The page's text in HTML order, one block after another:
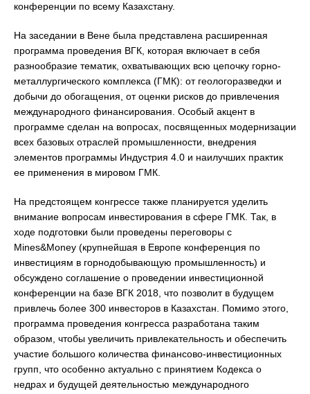
конференции по всему Казахстану.
На заседании в Вене была представлена расширенная
программа проведения ВГК, которая включает в себя
разнообразие тематик, охватывающих всю цепочку горно-
металлургического комплекса (ГМК): от геологоразведки и
добычи до обогащения, от оценки рисков до привлечения
международного финансирования. Особый акцент в
программе сделан на вопросах, посвященных модернизации
всех базовых отраслей промышленности, внедрения
элементов программы Индустрия 4.0 и наилучших практик
ее применения в мировом ГМК.
На предстоящем конгрессе также планируется уделить
внимание вопросам инвестирования в сфере ГМК. Так, в
ходе подготовки были проведены переговоры с
Mines&Money (крупнейшая в Европе конференция по
инвестициям в горнодобывающую промышленность) и
обсуждено соглашение о проведении инвестиционной
конференции на базе ВГК 2018, что позволит в будущем
привлечь более 300 инвесторов в Казахстан. Помимо этого,
программа проведения конгресса разработана таким
образом, чтобы увеличить привлекательность и обеспечить
участие большого количества финансово-инвестиционных
групп, что особенно актуально с принятием Кодекса о
недрах и будущей деятельностью международного